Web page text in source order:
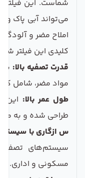
شماست. این فیلتر
می‌تواند آبی پاک و
املاح مضر و
کلیدی این فیلتر
قدرت تصفیه بالا:
مواد مضر، شامل
طول عمر بالا: این
طراحی شده و به
س ازگاری با
سیستم‌های تصفیه
مسکونی و اداری.